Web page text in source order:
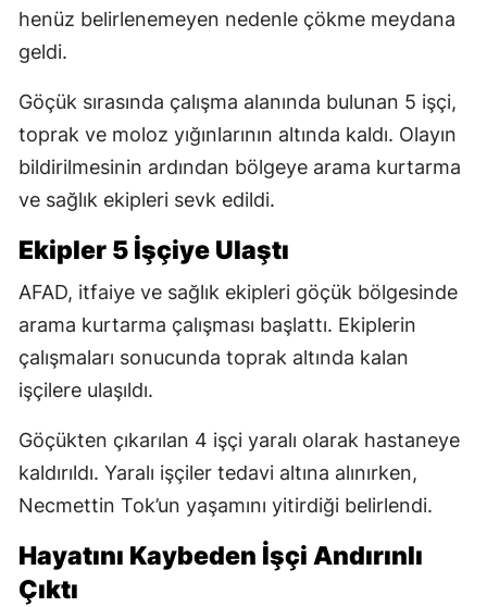
henüz belirlenemeyen nedenle çökme meydana
geldi.
Göçük sırasında çalışma alanında bulunan 5 işçi,
toprak ve moloz yığınlarının altında kaldı. Olayın
bildirilmesinin ardından bölgeye arama kurtarma
ve sağlık ekipleri sevk edildi.
Ekipler 5 İşçiye Ulaştı
AFAD, itfaiye ve sağlık ekipleri göçük bölgesinde
arama kurtarma çalışması başlattı. Ekiplerin
çalışmaları sonucunda toprak altında kalan
işçilere ulaşıldı.
Göçükten çıkarılan 4 işçi yaralı olarak hastaneye
kaldırıldı. Yaralı işçiler tedavi altına alınırken,
Necmettin Tok’un yaşamını yitirdiği belirlendi.
Hayatını Kaybeden İşçi Andırınlı
Çıktı